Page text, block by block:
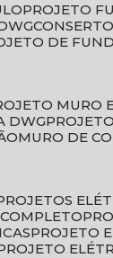
PROJETO
DE
MURO
DWG
MURO DE
PROJETOS
PROJETO
PROJETO